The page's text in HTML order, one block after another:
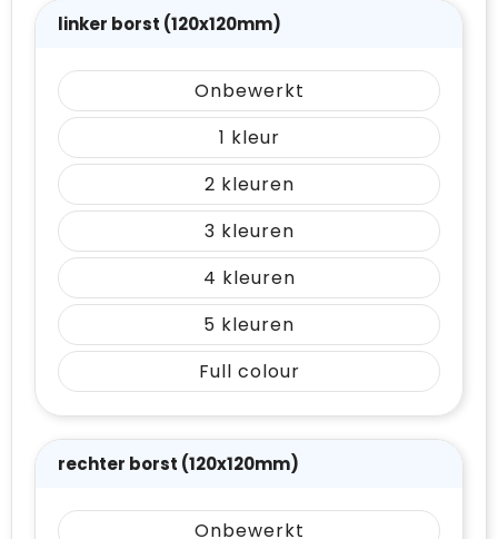
linker borst (120x120mm)
Onbewerkt
1
2
3
4
5
Full colour
rechter borst (120x120mm)
Onbewerkt